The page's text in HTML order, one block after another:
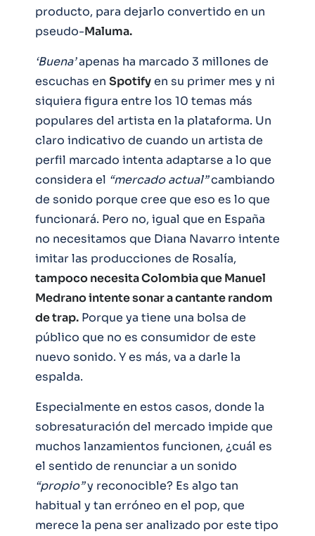
producto, para dejarlo convertido en un
pseudo-Maluma.
‘Buena’apenas ha marcado 3 millones de
escuchas en Spotifyen su primer mes y ni
siquiera figura entre los 10 temas más
populares del artista en la plataforma. Un
claro indicativo de cuando un artista de
perfil marcado intenta adaptarse a lo que
considera el “mercado actual”cambiando
de sonido porque cree que eso es lo que
funcionará. Pero no, igual que en España
no necesitamos que Diana Navarro intente
imitar las producciones de Rosalía,
tampoco necesita Colombia que Manuel
Medrano intente sonar a cantante random
de trap. Porque ya tiene una bolsa de
público que no es consumidor de este
nuevo sonido. Y es más, va a darle la
espalda.
Especialmente en estos casos, donde la
sobresaturación del mercado impide que
muchos lanzamientos funcionen, ¿cuál es
el sentido de renunciar a un sonido
“propio”y reconocible? Es algo tan
habitual y tan erróneo en el pop, que
merece la pena ser analizado por este tipo